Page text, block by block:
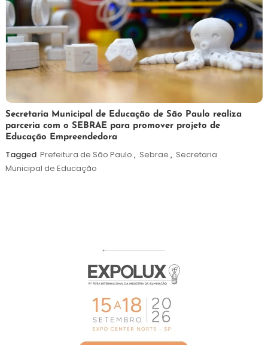
5
de
agosto
de
2026
Maurilio
Secretaria Municipal de Educação de São Paulo realiza
parceria com o SEBRAE para promover projeto de
Educação Empreendedora
Tagged Prefeitura de São Paulo , Sebrae , Secretaria
Municipal de Educação